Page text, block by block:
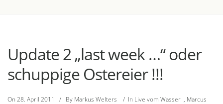
Update 2 „last week …“ oder
schuppige Ostereier !!!
On 28. April 2011 / By Markus Welters / In Live vom Wasser , Marcus